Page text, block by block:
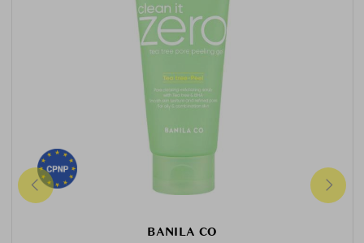
BANILA CO